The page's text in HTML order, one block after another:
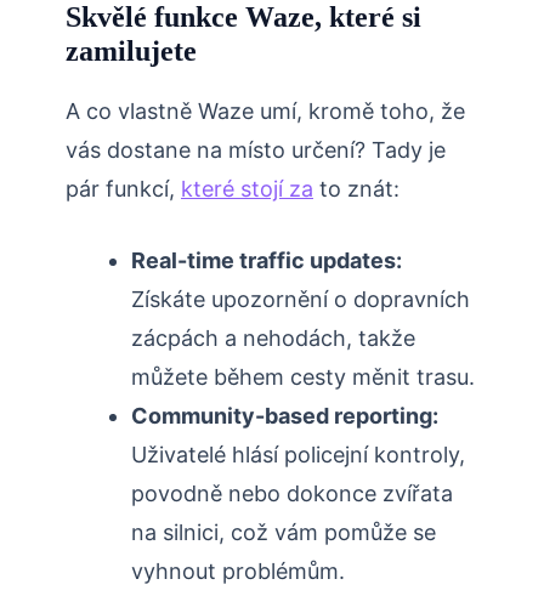
Skvělé funkce Waze, které si
zamilujete
A co vlastně Waze umí, kromě toho, že
vás dostane na místo určení? Tady je
pár funkcí, které stojí za to znát:
Real-time traffic updates:
Získáte upozornění o dopravních
zácpách a nehodách, takže
můžete během cesty měnit trasu.
Community-based reporting:
Uživatelé hlásí policejní kontroly,
povodně nebo dokonce zvířata
na silnici, což vám pomůže se
vyhnout problémům.